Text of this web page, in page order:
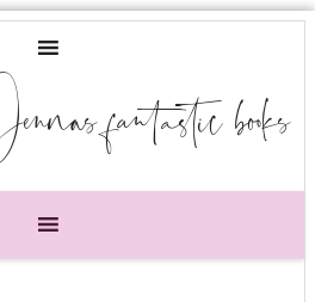
fantastic books